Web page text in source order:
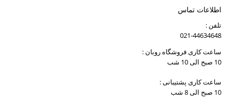
اطلاعات تماس
تلفن :
021-44634648
ساعت کاری فروشگاه روبان :
10 صبح الی 10 شب
ساعت کاری پشتیبانی :
10 صبح الی 8 شب